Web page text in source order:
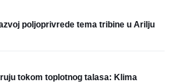
poljoprivrede tema tribine u Arilju
tokom toplotnog talasa: Klima